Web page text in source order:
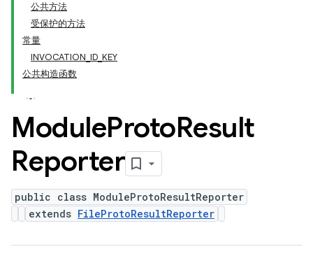
公共方法
受保护的方法
常量
INVOCATION_ID_KEY
公共构造函数
ModuleProtoResult
Reporter
public class ModuleProtoResultReporter
extends FileProtoResultReporter